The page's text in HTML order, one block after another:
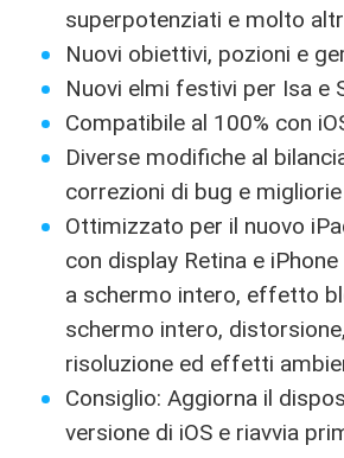
superpotenziati e molto
Nuovi obiettivi, pozioni e
Nuovi elmi festivi per Isa e
Compatibile al 100% con
Diverse modifiche al
correzioni di bug e
Ottimizzato per il nuovo
con display Retina e
a schermo intero, effetto
schermo intero,
risoluzione ed effetti
Consiglio: Aggiorna il
versione di iOS e riavvia